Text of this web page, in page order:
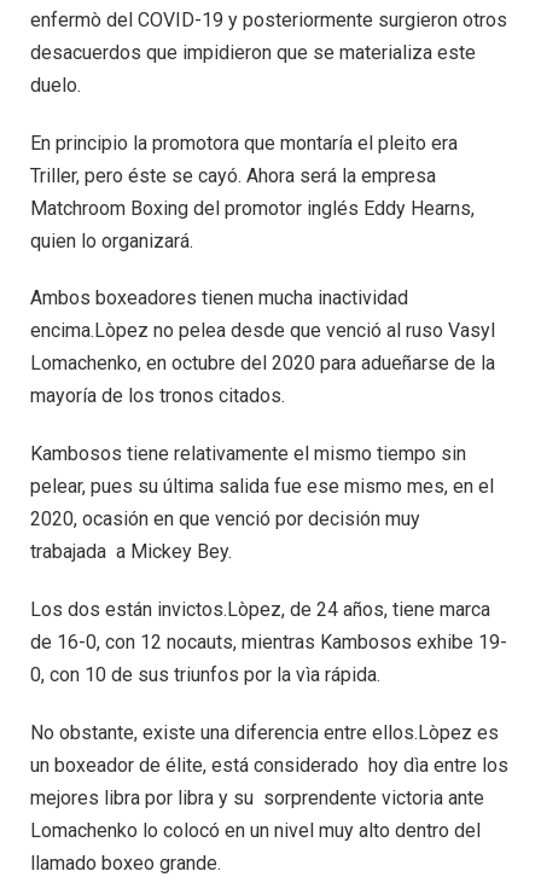
enfermò del COVID-19 y posteriormente surgieron otros
desacuerdos que impidieron que se materializa este
duelo.
En principio la promotora que montaría el pleito era
Triller, pero éste se cayó. Ahora será la empresa
Matchroom Boxing del promotor inglés Eddy Hearns,
quien lo organizará.
Ambos boxeadores tienen mucha inactividad
encima.Lòpez no pelea desde que venció al ruso Vasyl
Lomachenko, en octubre del 2020 para adueñarse de la
mayoría de los tronos citados.
Kambosos tiene relativamente el mismo tiempo sin
pelear, pues su última salida fue ese mismo mes, en el
2020, ocasión en que venció por decisión muy
trabajada a Mickey Bey.
Los dos están invictos.Lòpez, de 24 años, tiene marca
de 16-0, con 12 nocauts, mientras Kambosos exhibe 19-
0, con 10 de sus triunfos por la vìa rápida.
No obstante, existe una diferencia entre ellos.Lòpez es
un boxeador de élite, está considerado hoy dìa entre los
mejores libra por libra y su sorprendente victoria ante
Lomachenko lo colocó en un nivel muy alto dentro del
llamado boxeo grande.